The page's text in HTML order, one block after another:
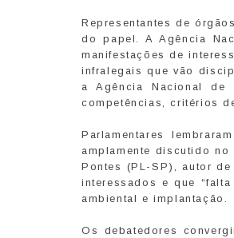
Representantes de
do papel. A Agência
manifestações de
infralegais que vão
a Agência Nacional de
competências, critérios
Parlamentares
amplamente discutido
Pontes (PL-SP), autor
interessados e que
ambiental e implantação.
Os debatedores